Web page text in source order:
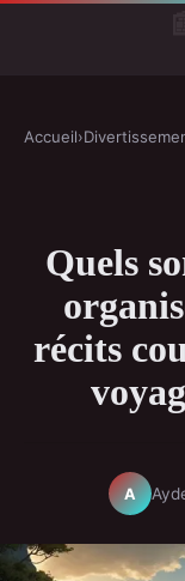
Accueil›
Quels
récits
A